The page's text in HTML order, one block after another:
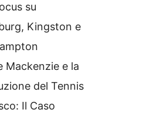
su
Kingston e
Mackenzie e la
del Tennis
Il Caso